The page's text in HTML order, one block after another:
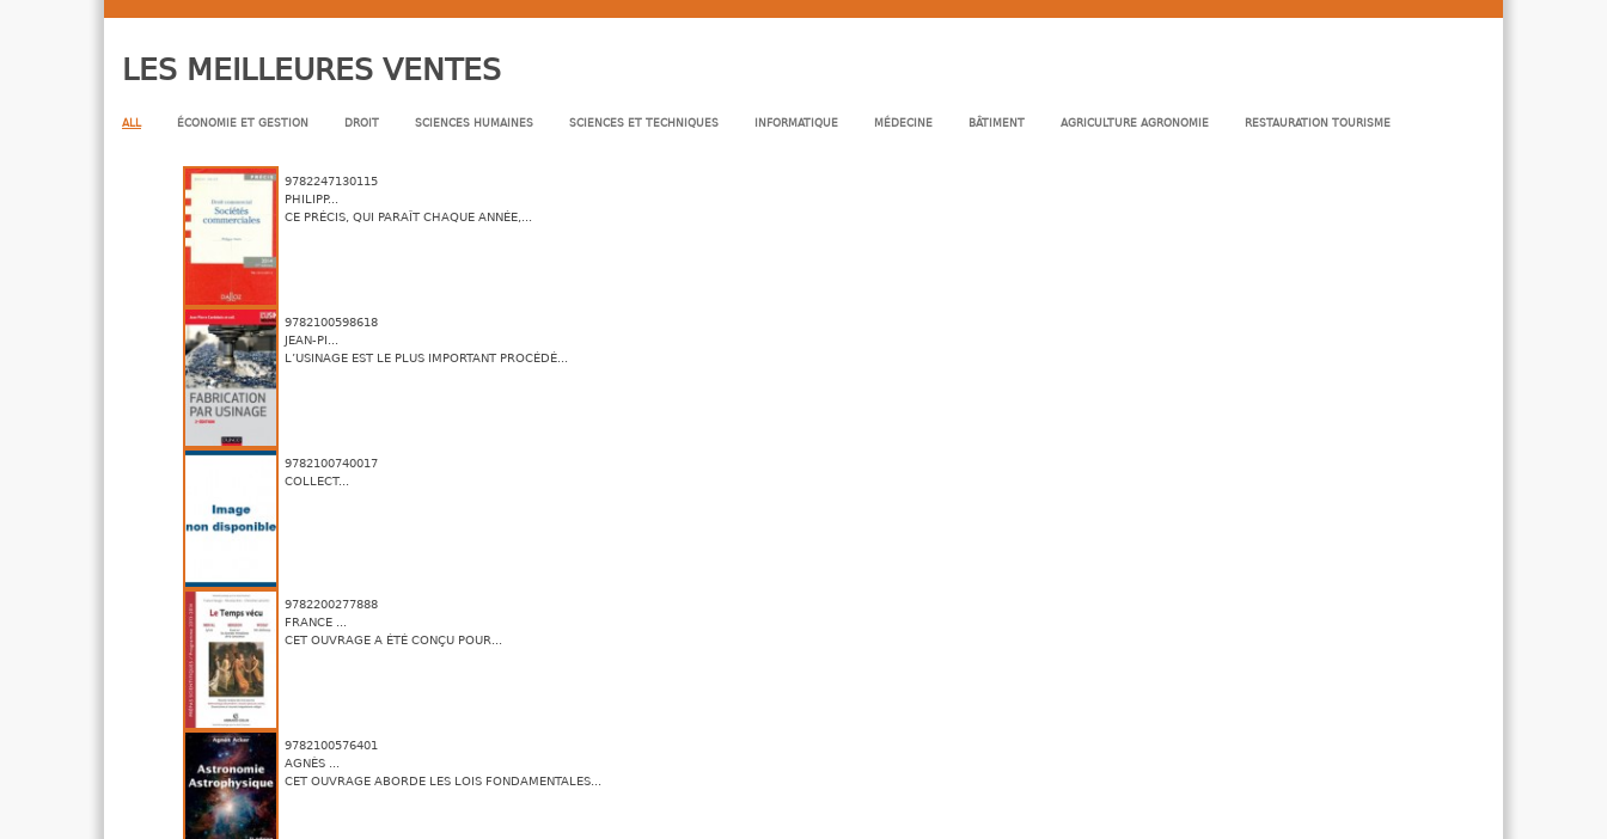
LES MEILLEURES VENTES
ALL ÉCONOMIE ET GESTION DROIT SCIENCES HUMAINES SCIENCES ET TECHNIQUES INFORMATIQUE MÉDECINE BÂTIMENT AGRICULTURE AGRONOMIE RESTAURATION TOURISME
9782247130115
PHILIPP...
CE PRÉCIS, QUI PARAÎT CHAQUE ANNÉE,...
9782100598618
JEAN-PI...
L’USINAGE EST LE PLUS IMPORTANT PROCÉDÉ...
9782100740017
COLLECT...
9782200277888
FRANCE ...
CET OUVRAGE A ÉTÉ CONÇU POUR...
9782100576401
AGNÈS ...
CET OUVRAGE ABORDE LES LOIS FONDAMENTALES...